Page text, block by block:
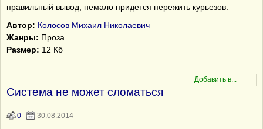
правильный вывод, немало придется пережить курьезов.
Автор: Колосов Михаил Николаевич
Жанры: Проза
Размер: 12 Кб
Система не может сломаться
0 30.08.2014